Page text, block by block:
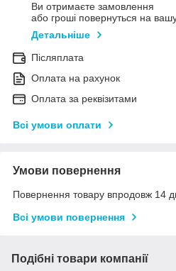
Ви отримаєте замовлення
або гроші повернуться на
Детальніше
Післяплата
Оплата на рахунок
Оплата за реквізитами
Всі умови оплати
Умови повернення
Повернення товару впродовж 14
Всі умови повернення
Подібні товари компанії